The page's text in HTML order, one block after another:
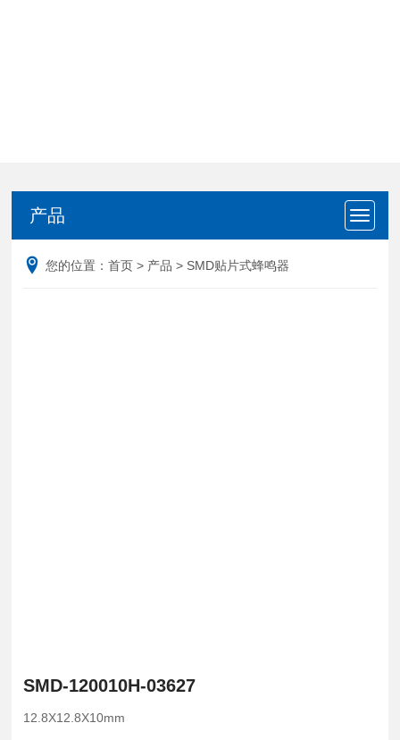
产品
您的位置：首页 > 产品 > SMD贴片式蜂鸣器
SMD-120010H-03627
12.8X12.8X10mm